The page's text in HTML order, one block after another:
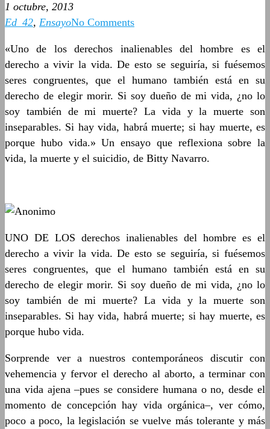
1 octubre, 2013
Ed_42, EnsayoNo Comments
«Uno de los derechos inalienables del hombre es el
derecho a vivir la vida. De esto se seguiría, si fuésemos
seres congruentes, que el humano también está en su
derecho de elegir morir. Si soy dueño de mi vida, ¿no lo
soy también de mi muerte? La vida y la muerte son
inseparables. Si hay vida, habrá muerte; si hay muerte, es
porque hubo vida.» Un ensayo que reflexiona sobre la
vida, la muerte y el suicidio, de Bitty Navarro.
UNO DE LOS derechos inalienables del hombre es el
derecho a vivir la vida. De esto se seguiría, si fuésemos
seres congruentes, que el humano también está en su
derecho de elegir morir. Si soy dueño de mi vida, ¿no lo
soy también de mi muerte? La vida y la muerte son
inseparables. Si hay vida, habrá muerte; si hay muerte, es
porque hubo vida.
Sorprende ver a nuestros contemporáneos discutir con
vehemencia y fervor el derecho al aborto, a terminar con
una vida ajena –pues se considere humana o no, desde el
momento de concepción hay vida orgánica–, ver cómo,
poco a poco, la legislación se vuelve más tolerante y más